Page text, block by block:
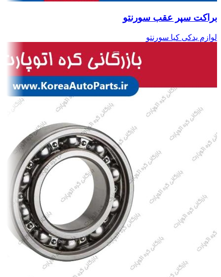
براکت سپر عقب سورنتو
لوازم یدکی کیا سورنتو